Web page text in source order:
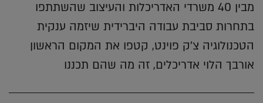
מבין 40 משרדי האדריכלות והעיצוב שהשתתפו
בתחרות סביבת עבודה היברידית שיזמה ענקית
הטכנולוגיה צ'ק פוינט, קטפו את המקום הראשון
אורבך הלוי אדריכלים, זה מה שהם תכננו